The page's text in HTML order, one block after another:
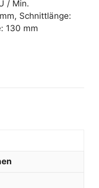
/ Min.
Schnittlänge:
130 mm